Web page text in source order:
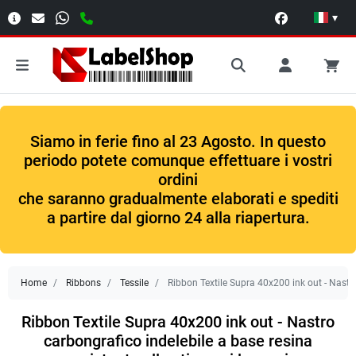
▾
Siamo in ferie fino al 23 Agosto. In questo
periodo potete comunque effettuare i vostri
ordini
che saranno gradualmente elaborati e spediti
a partire dal giorno 24 alla riapertura.
Home Ribbons Tessile Ribbon Textile Supra 40x200 ink out -
Ribbon Textile Supra 40x200 ink out - Nastro
carbongrafico indelebile a base resina